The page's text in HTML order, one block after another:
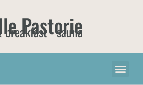
Pastorie
breakfast - sauna